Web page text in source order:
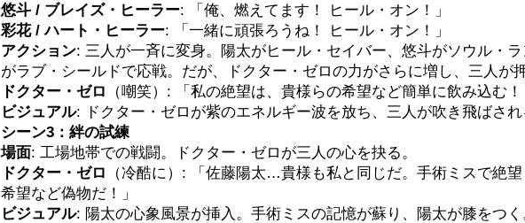
悠斗 / ブレイズ・ヒーラー: 「俺、燃えてます！ ヒール・オン！」
彩花 / ハート・ヒーラー: 「一緒に頑張ろうね！ ヒール・オン！」
アクション: 三人が一斉に変身。陽太がヒール・セイバー、悠斗がソウル・
がラブ・シールドで応戦。だが、ドクター・ゼロの力がさらに増し、三人が
ドクター・ゼロ
（嘲笑）: 「私の絶望は、貴様らの希望など簡単に飲み込む！
ビジュアル: ドクター・ゼロが紫のエネルギー波を放ち、三人が吹き飛ばされ
シーン3：絆の試練
場面: 工場地帯での戦闘。ドクター・ゼロが三人の心を抉る。
ドクター・ゼロ
（冷酷に）: 「佐藤陽太…貴様も私と同じだ。手術ミスで絶
希望など偽物だ！」
ビジュアル: 陽太の心象風景が挿入。手術ミスの記憶が蘇り、陽太が膝をつく